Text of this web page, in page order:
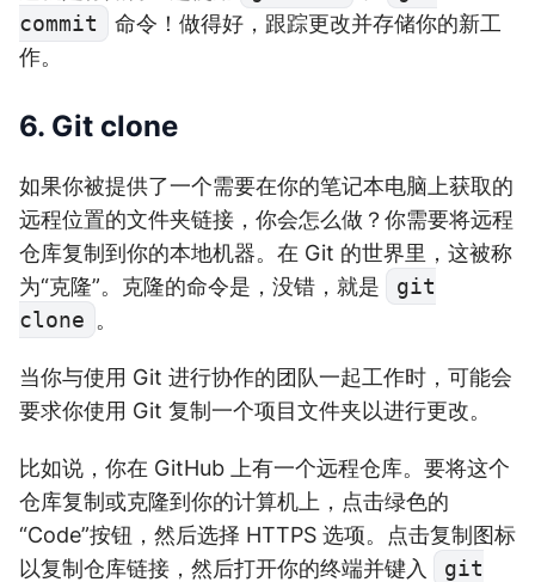
commit
命令！做得好，跟踪更改并存储你的新工
作。
6. Git clone
如果你被提供了一个需要在你的笔记本电脑上获取的
远程位置的文件夹链接，你会怎么做？你需要将远程
仓库复制到你的本地机器。在 Git 的世界里，这被称
为“克隆”。克隆的命令是，没错，就是
git
clone 。
当你与使用 Git 进行协作的团队一起工作时，可能会
要求你使用 Git 复制一个项目文件夹以进行更改。
比如说，你在 GitHub 上有一个远程仓库。要将这个
仓库复制或克隆到你的计算机上，点击绿色的
“Code”按钮，然后选择 HTTPS 选项。点击复制图标
以复制仓库链接，然后打开你的终端并键入
git